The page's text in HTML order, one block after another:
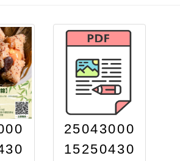
25043000
15250430